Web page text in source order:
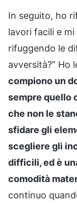
In seguito, ho
lavori facili e
rifuggendo le
avversità?” Ho
compiono un
sempre quello
che non le
sfidare gli
scegliere gli
difficili, ed è
comodità
continuo